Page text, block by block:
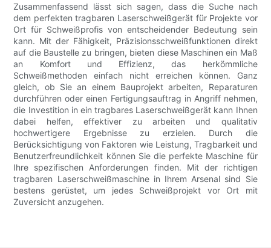
Zusammenfassend lässt sich sagen, dass die Suche nach
dem perfekten tragbaren Laserschweißgerät für Projekte vor
Ort für Schweißprofis von entscheidender Bedeutung sein
kann. Mit der Fähigkeit, Präzisionsschweißfunktionen direkt
auf die Baustelle zu bringen, bieten diese Maschinen ein Maß
an Komfort und Effizienz, das herkömmliche
Schweißmethoden einfach nicht erreichen können. Ganz
gleich, ob Sie an einem Bauprojekt arbeiten, Reparaturen
durchführen oder einen Fertigungsauftrag in Angriff nehmen,
die Investition in ein tragbares Laserschweißgerät kann Ihnen
dabei helfen, effektiver zu arbeiten und qualitativ
hochwertigere Ergebnisse zu erzielen. Durch die
Berücksichtigung von Faktoren wie Leistung, Tragbarkeit und
Benutzerfreundlichkeit können Sie die perfekte Maschine für
Ihre spezifischen Anforderungen finden. Mit der richtigen
tragbaren Laserschweißmaschine in Ihrem Arsenal sind Sie
bestens gerüstet, um jedes Schweißprojekt vor Ort mit
Zuversicht anzugehen.